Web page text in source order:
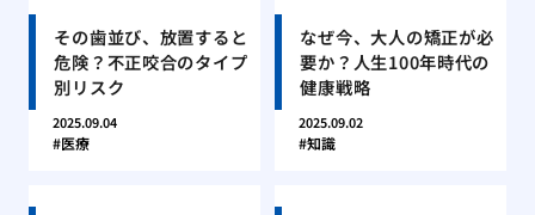
その歯並び、放置すると
危険？不正咬合のタイプ
別リスク
2025.09.04
医療
なぜ今、大人の矯正が必
要か？人生100年時代の
健康戦略
2025.09.02
知識